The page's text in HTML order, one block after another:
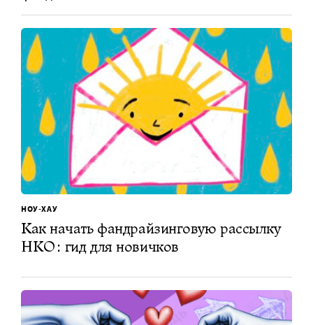
НОУ-ХАУ
Как начать фандрайзинговую рассылку
НКО: гид для новичков